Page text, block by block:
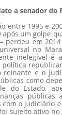
a senador do
entre 1995 e
um golpe
perdeu em
no
inelegível é
reinante e o
como
Estado,
públicas
o judiciário
sujeito ativo